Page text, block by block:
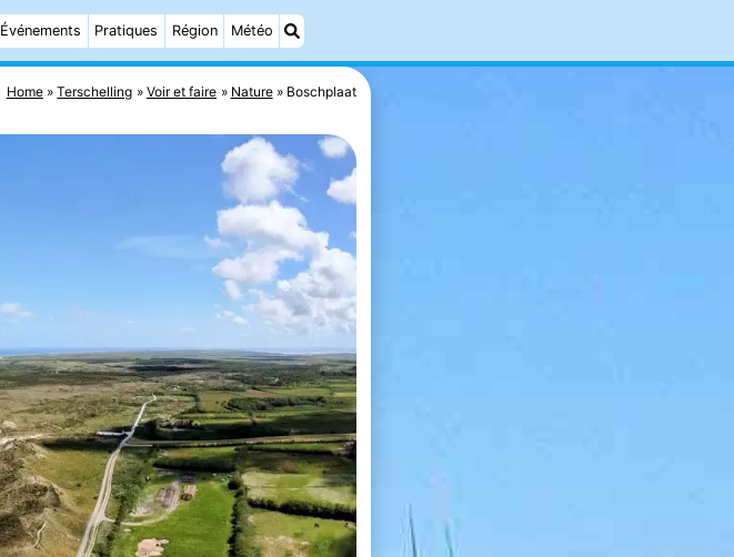
Événements Pratiques Région Météo
Home Terschelling Voir et faire Nature Boschplaat